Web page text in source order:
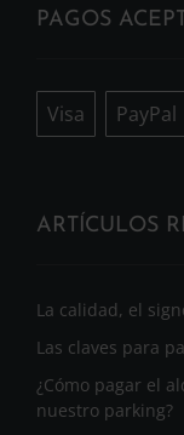
PAGOS
Visa PayPal
ARTÍCULOS
La calidad, el
Las claves para
¿Cómo pagar el
nuestro parking?